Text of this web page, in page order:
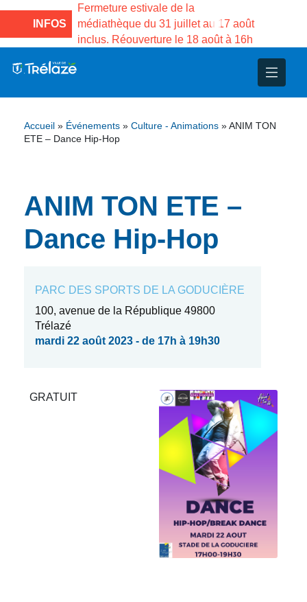
INFOS
la Maison des
de Gama du
Fermeture estivale de la
médiathèque du 31 juillet au 17 août
inclus. Réouverture le 18 août à 16h
Projets
– Jumelage
Accueil » Événements » Culture - Animations » ANIM TON
ETE – Dance Hip-Hop
ANIM TON ETE –
Dance Hip-Hop
PARC DES SPORTS DE LA GODUCIÈRE
100, avenue de la République 49800
Trélazé
mardi 22 août 2023 - de 17h à 19h30
GRATUIT